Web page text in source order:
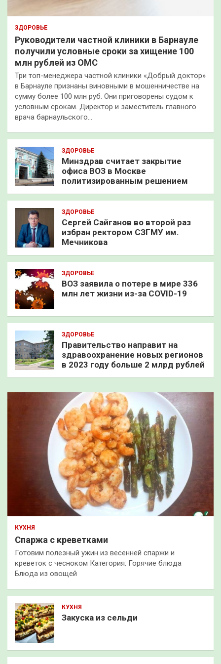
ЗДОРОВЬЕ
Руководители частной клиники в Барнауле
получили условные сроки за хищение 100
млн рублей из ОМС
Три топ-менеджера частной клиники «Добрый доктор»
в Барнауле признаны виновными в мошенничестве на
сумму более 100 млн руб. Они приговорены судом к
условным срокам. Директор и заместитель главного
врача барнаульского…
ЗДОРОВЬЕ
Минздрав считает закрытие
офиса ВОЗ в Москве
политизированным решением
ЗДОРОВЬЕ
Сергей Сайганов во второй раз
избран ректором СЗГМУ им.
Мечникова
ЗДОРОВЬЕ
ВОЗ заявила о потере в мире 336
млн лет жизни из-за COVID-19
ЗДОРОВЬЕ
Правительство направит на
здравоохранение новых регионов
в 2023 году больше 2 млрд рублей
КУХНЯ
Спаржа с креветками
Готовим полезный ужин из весенней спаржи и
креветок с чесноком Категория: Горячие блюда
Блюда из овощей
КУХНЯ
Закуска из сельди